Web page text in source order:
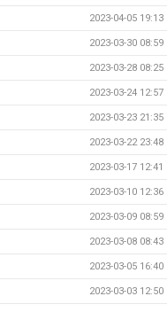
2023-04-05 19:13
2023-03-30 08:59
2023-03-28 08:25
2023-03-24 12:57
2023-03-23 21:35
2023-03-22 23:48
2023-03-17 12:41
2023-03-10 12:36
2023-03-09 08:59
2023-03-08 08:43
2023-03-05 16:40
2023-03-03 12:50